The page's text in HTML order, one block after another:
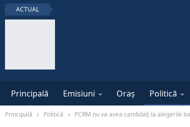
ACTUAL
Principală Emisiuni Oraș Politică
Principală Politică PCRM nu va avea candidați la alegerile